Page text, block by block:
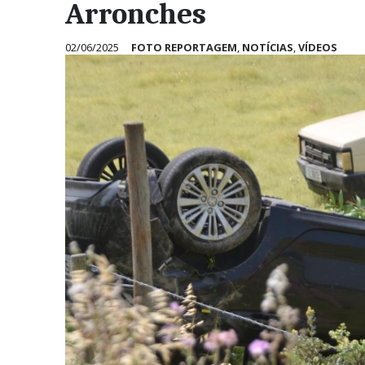
Arronches
02/06/2025 FOTO REPORTAGEM, NOTÍCIAS,VÍDEOS